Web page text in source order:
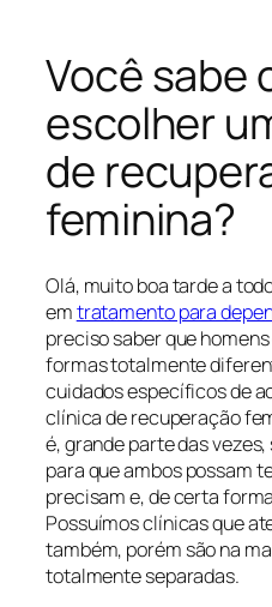
Você sabe
escolher
de
feminina?
Olá, muito boa tarde a
emtratamento para
preciso saber que
formas totalmente
cuidados específicos de
clínica de recuperação
é, grande parte das
para que ambos possam
precisam e, de certa
Possuímos clínicas que
também, porém são na
totalmente separadas.